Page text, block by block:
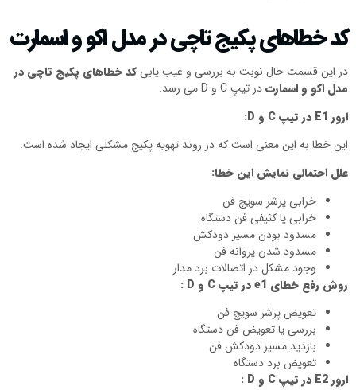
کد خطاهای پکیج تاچی در مدل اکو و اسمارت
در این قسمت حال نوبت به بررسی و عیب یابیکد خطاهای پکیج تاچی در
مدل اکو و اسمارتدر تیپ C و D می رسد.
ارور E1 در تیپC و D
:
این خطا به این معنی است که در روند تهویه پکیج مشکلی ایجاد شده است.
علل احتمالی نمایش این خطا:
خرابی پرشر سویچ فن
خرابی یا کثیفی فن دستگاه
مسدود بودن مسیر دودکش
مسدود شدن پروانه فن
وجود مشکل در اتصالات برد مدار
روش رفع خطای e1در تیپC و D
:
تعویض پرشر سویچ فن
بررسی یا تعویض فن دستگاه
بازدید مسیر دودکش فن
تعویض برد دستگاه
ارورE2 در تیپC و D
: